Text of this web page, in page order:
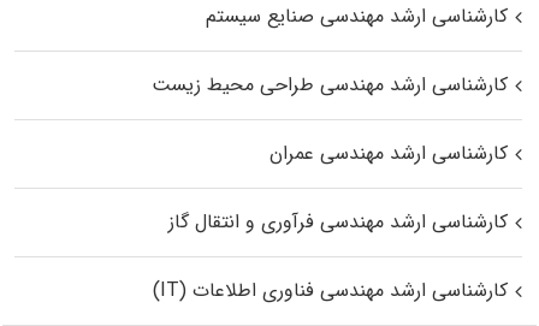
کارشناسی ارشد مهندسی صنایع سیستم
کارشناسی ارشد مهندسی طراحی محیط زیست
کارشناسی ارشد مهندسی عمران
کارشناسی ارشد مهندسی فرآوری و انتقال گاز
کارشناسی ارشد مهندسی فناوری اطلاعات (IT)